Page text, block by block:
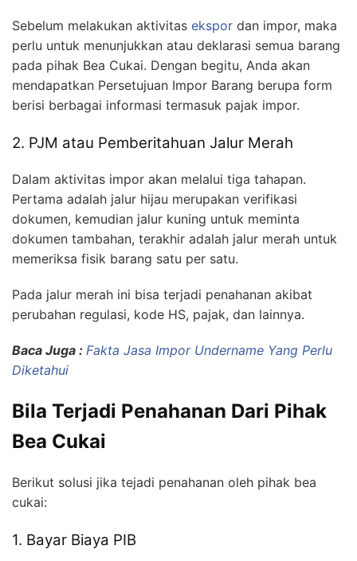
Sebelum melakukan aktivitas ekspor dan impor, maka
perlu untuk menunjukkan atau deklarasi semua barang
pada pihak Bea Cukai. Dengan begitu, Anda akan
mendapatkan Persetujuan Impor Barang berupa form
berisi berbagai informasi termasuk pajak impor.
2. PJM atau Pemberitahuan Jalur Merah
Dalam aktivitas impor akan melalui tiga tahapan.
Pertama adalah jalur hijau merupakan verifikasi
dokumen, kemudian jalur kuning untuk meminta
dokumen tambahan, terakhir adalah jalur merah untuk
memeriksa fisik barang satu per satu.
Pada jalur merah ini bisa terjadi penahanan akibat
perubahan regulasi, kode HS, pajak, dan lainnya.
Baca Juga : Fakta Jasa Impor Undername Yang Perlu
Diketahui
Bila Terjadi Penahanan Dari Pihak
Bea Cukai
Berikut solusi jika tejadi penahanan oleh pihak bea
cukai:
1. Bayar Biaya PIB